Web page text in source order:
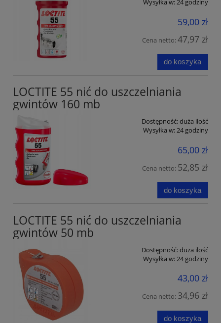
Wysyłka w:24 godziny
59,00 zł
Cena netto:47,97 zł
do koszyka
LOCTITE 55 nić do uszczelniania
gwintów 160 mb
Dostępność:duża ilość
Wysyłka w:24 godziny
65,00 zł
Cena netto: 52,85 zł
do koszyka
LOCTITE 55 nić do uszczelniania
gwintów 50 mb
Dostępność:duża ilość
Wysyłka w:24 godziny
43,00 zł
Cena netto: 34,96 zł
do koszyka